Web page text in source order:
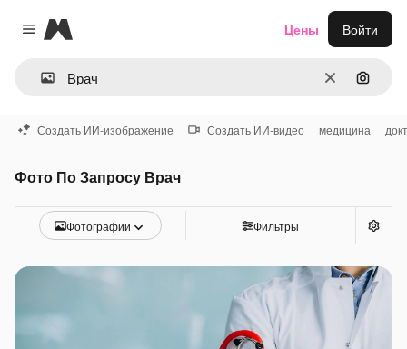
Close menu
Magnific
ОчиститьПоиск
Цены Войти
Создать ИИ-изображение Создать ИИ-видео медицина
Фото По Запросу Врач
Фотографии Фильтры